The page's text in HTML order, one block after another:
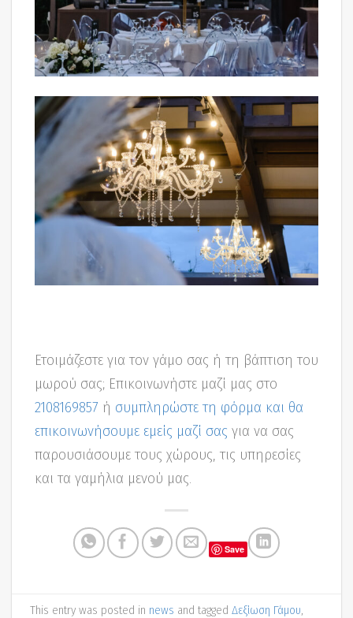
Ετοιμάζεστε για τον γάμο σας ή τη βάπτιση του
μωρού σας; Επικοινωνήστε μαζί μας στο
2108169857 ή συμπληρώστε τη φόρμα και θα
επικοινωνήσουμε εμείς μαζί σας για να σας
παρουσιάσουμε τους χώρους, τις υπηρεσίες
και τα γαμήλια μενού μας.
Save
This entry was posted in news and taggedΔεξίωση Γάμου